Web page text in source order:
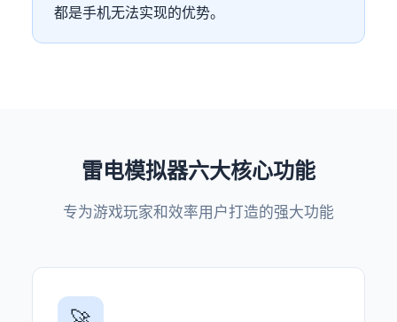
都是手机无法实现的优势。
雷电模拟器六大核心功能
专为游戏玩家和效率用户打造的强大功能